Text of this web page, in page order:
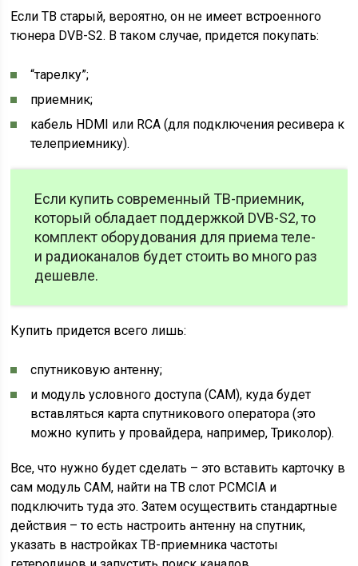
Если ТВ старый, вероятно, он не имеет встроенного
тюнера DVB-S2. В таком случае, придется покупать:
“тарелку”;
приемник;
кабель HDMI или RCA (для подключения ресивера к
телеприемнику).
Если купить современный ТВ-приемник,
который обладает поддержкой DVB-S2, то
комплект оборудования для приема теле-
и радиоканалов будет стоить во много раз
дешевле.
Купить придется всего лишь:
спутниковую антенну;
и модуль условного доступа (CAM), куда будет
вставляться карта спутникового оператора (это
можно купить у провайдера, например, Триколор).
Все, что нужно будет сделать – это вставить карточку в
сам модуль CAM, найти на ТВ слот PCMCIA и
подключить туда это. Затем осуществить стандартные
действия – то есть настроить антенну на спутник,
указать в настройках ТВ-приемника частоты